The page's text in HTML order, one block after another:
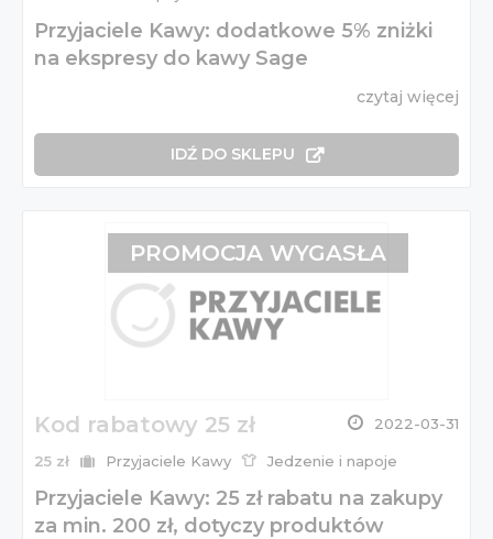
Przyjaciele Kawy: dodatkowe 5% zniżki
na ekspresy do kawy Sage
czytaj więcej
IDŹ DO SKLEPU
Kod rabatowy 25 zł 2022-03-31
25 zł Przyjaciele Kawy Jedzenie i napoje
Przyjaciele Kawy: 25 zł rabatu na zakupy
za min. 200 zł, dotyczy produktów
PROMOCJA WYGASŁA